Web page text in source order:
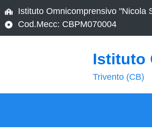
Istituto Omnicomprensivo "Nicola
Cod.Mecc: CBPM070004
Istituto
Trivento (CB)